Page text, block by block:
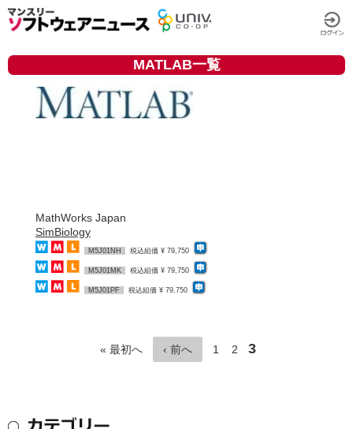
MATLAB一覧
MathWorks Japan
SimBiology
M5J01NH 税込組価 ¥ 79,750
M5J01MK 税込組価 ¥ 79,750
M5J01PF 税込組価 ¥ 79,750
« 最初へ ‹ 前へ 1 2 3